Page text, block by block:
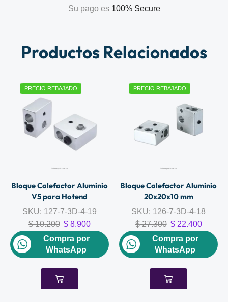
Su pago es 100% Secure
Productos Relacionados
PRECIO REBAJADO
Bloque Calefactor Aluminio
V5 para Hotend
SKU: 127-7-3D-4-19
$10.200 $ 8.900
Compra por
WhatsApp
PRECIO REBAJADO
Bloque Calefactor Aluminio
20x20x10 mm
SKU: 126-7-3D-4-18
$27.300 $22.400
Compra por
WhatsApp